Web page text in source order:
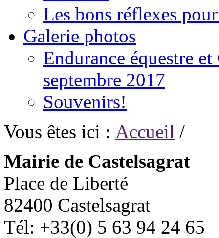
Les bons réflexes
Galerie photos
Endurance équestre
septembre 2017
Souvenirs!
Vous êtes ici : Accueil /
Mairie de Castelsagrat
Place de Liberté
82400 Castelsagrat
Tél: +33(0) 5 63 94 24 65